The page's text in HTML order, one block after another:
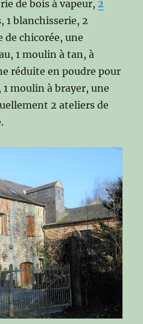
de bois à vapeur, 2
1 blanchisserie, 2
de chicorée, une
1 moulin à tan, à
réduite en poudre pour
moulin à brayer, une
2 ateliers de